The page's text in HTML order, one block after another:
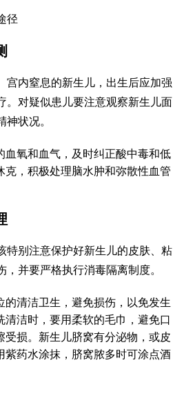
径
宫内窒息的新生儿，出生后应加强
。对疑似患儿要注意观察新生儿面
状况。
血氧和血气，及时纠正酸中毒和低
克，积极处理脑水肿和弥散性血管
特别注意保护好新生儿的皮肤、粘
，并要严格执行消毒隔离制度。
的清洁卫生，避免损伤，以免发生
清洁时，要用柔软的毛巾，避免口
受损。新生儿脐窝有分泌物，或皮
紫药水涂抹，脐窝脓多时可涂点酒